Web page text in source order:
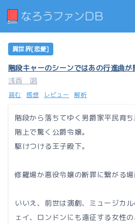
異世界[恋愛]
階段キャーのシーンではあの行進曲が
浅酉 唱
読む 感想 レビュー 解析
階段から落ちてゆく男爵家平民育ち
階上で驚く公爵令嬢。
駆けつける王子殿下。
修羅場か悪役令嬢の断罪に繋がる場
いいえ、前世は演劇、ミュージカ
ェイ、ロンドンにも遠征する女性